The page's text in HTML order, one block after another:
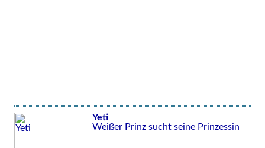
Yeti
Weißer Prinz sucht seine Prinzessin